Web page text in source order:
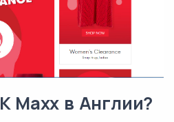
Maxx в Англии?